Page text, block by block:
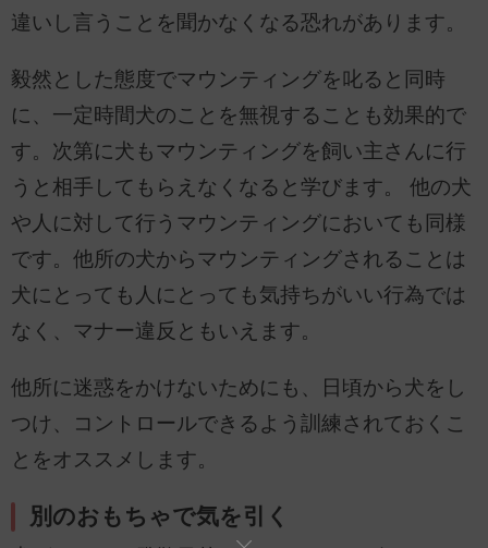
違いし言うことを聞かなくなる恐れがあります。
毅然とした態度でマウンティングを叱ると同時
に、一定時間犬のことを無視することも効果的で
す。次第に犬もマウンティングを飼い主さんに行
うと相手してもらえなくなると学びます。 他の犬
や人に対して行うマウンティングにおいても同様
です。他所の犬からマウンティングされることは
犬にとっても人にとっても気持ちがいい行為では
なく、マナー違反ともいえます。
他所に迷惑をかけないためにも、日頃から犬をし
つけ、コントロールできるよう訓練されておくこ
とをオススメします。
別のおもちゃで気を引く